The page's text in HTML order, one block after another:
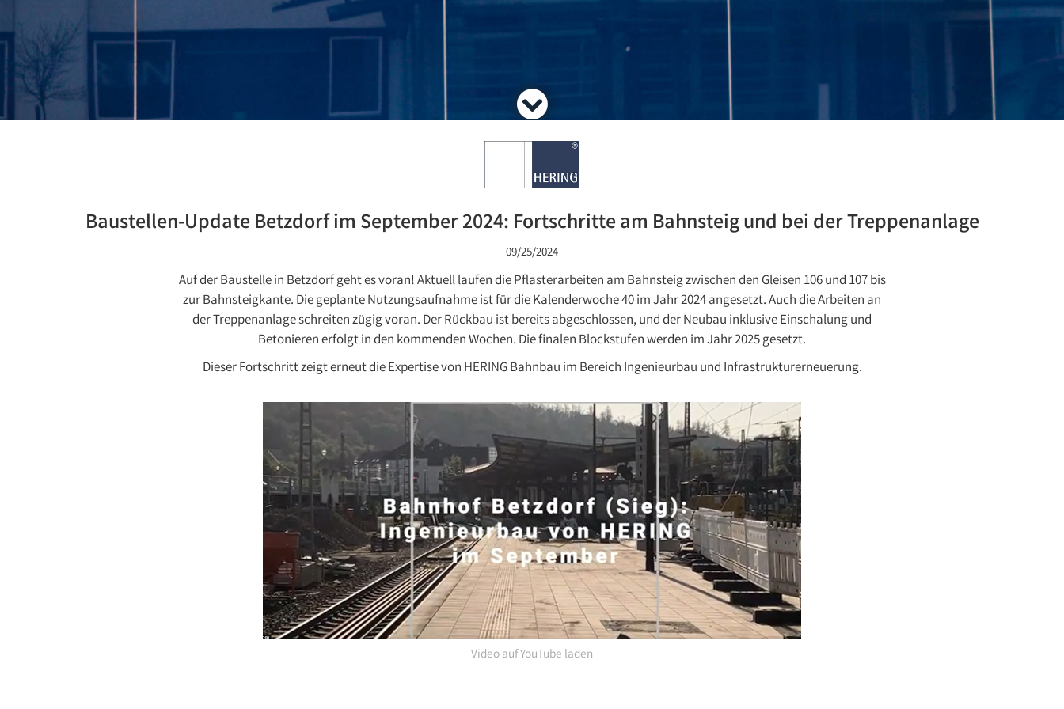
Baustellen-Update Betzdorf im September 2024: Fortschritte am Bahnsteig und bei der Treppenanlage
09/25/2024
Auf der Baustelle in Betzdorf geht es voran! Aktuell laufen die Pflasterarbeiten am Bahnsteig zwischen den Gleisen 106 und 107 bis
zur Bahnsteigkante. Die geplante Nutzungsaufnahme ist für die Kalenderwoche 40 im Jahr 2024 angesetzt. Auch die Arbeiten an
der Treppenanlage schreiten zügig voran. Der Rückbau ist bereits abgeschlossen, und der Neubau inklusive Einschalung und
Betonieren erfolgt in den kommenden Wochen. Die finalen Blockstufen werden im Jahr 2025 gesetzt.
Dieser Fortschritt zeigt erneut die Expertise von HERING Bahnbau im Bereich Ingenieurbau und Infrastrukturerneuerung.
Video auf YouTube laden